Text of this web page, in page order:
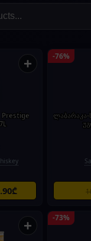
+
Prestige
-76%
+ -73%